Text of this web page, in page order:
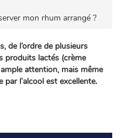
mon rhum arrangé ?
de l’ordre de plusieurs
produits lactés (crème
attention, mais même
l’alcool est excellente.